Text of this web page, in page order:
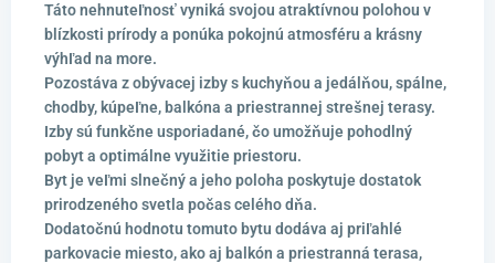
Táto nehnuteľnosť vyniká svojou atraktívnou polohou v
blízkosti prírody a ponúka pokojnú atmosféru a krásny
výhľad na more.
Pozostáva z obývacej izby s kuchyňou a jedálňou, spálne,
chodby, kúpeľne, balkóna a priestrannej strešnej terasy.
Izby sú funkčne usporiadané, čo umožňuje pohodlný
pobyt a optimálne využitie priestoru.
Byt je veľmi slnečný a jeho poloha poskytuje dostatok
prirodzeného svetla počas celého dňa.
Dodatočnú hodnotu tomuto bytu dodáva aj priľahlé
parkovacie miesto, ako aj balkón a priestranná terasa,